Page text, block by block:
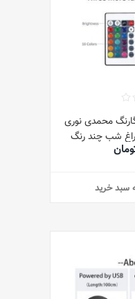
محمدی نوری
شب چند رنگ
سبد خرید